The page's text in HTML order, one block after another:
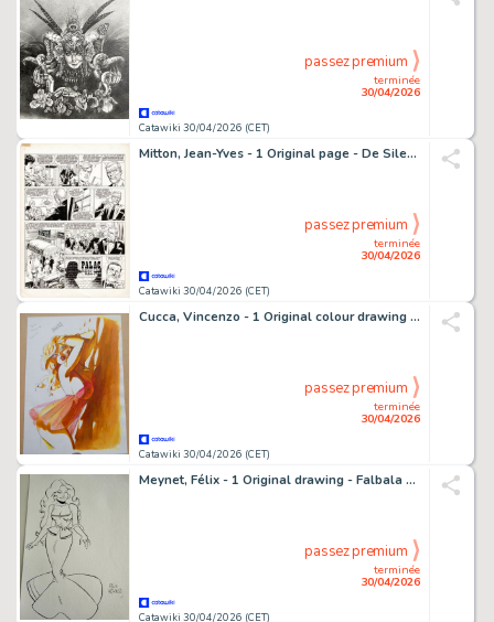
Catawiki 30/04/2026 (CET)
terminée
30/04/2026
passez premium
Mitton, Jean-Yves - 1 Original page - De Silence et de Sang T6 - Omerta - 1992
Catawiki 30/04/2026 (CET)
terminée
30/04/2026
passez premium
Cucca, Vincenzo - 1 Original colour drawing - Hot Charlotte - 2012
Catawiki 30/04/2026 (CET)
terminée
30/04/2026
passez premium
Meynet, Félix - 1 Original drawing - Falbala - Hommage à Uderzo
Catawiki 30/04/2026 (CET)
terminée
30/04/2026
passez premium